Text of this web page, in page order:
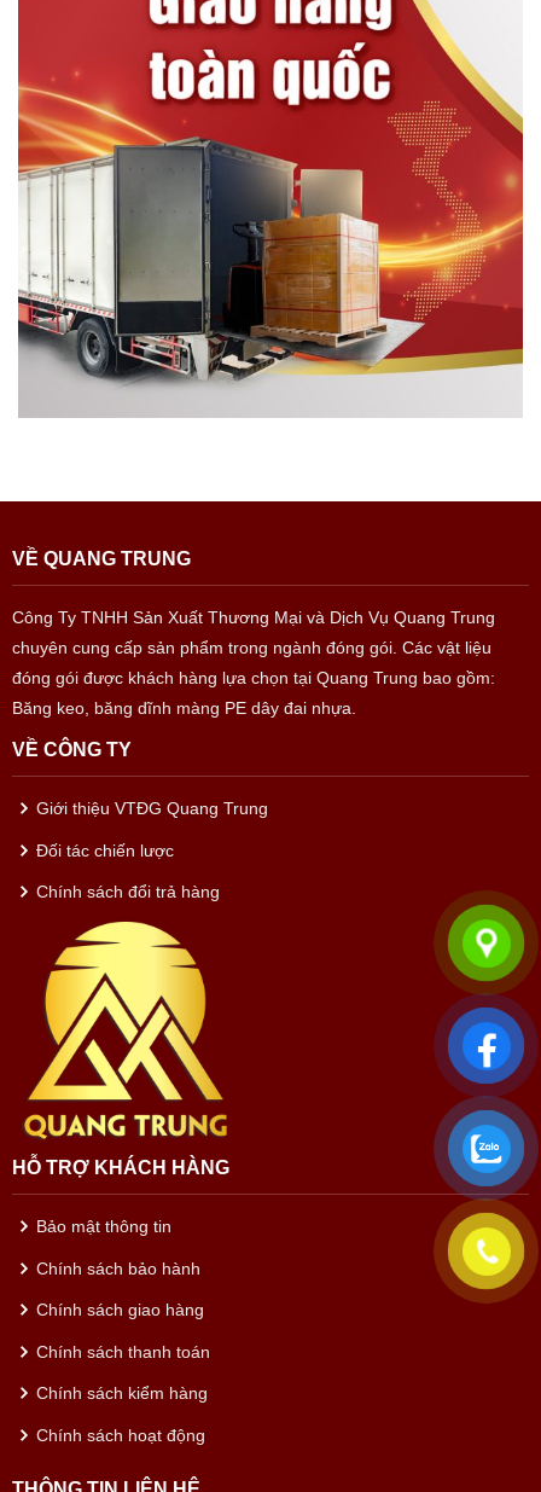
VỀ QUANG TRUNG
Công Ty TNHH Sản Xuất Thương Mại và Dịch Vụ Quang Trung
chuyên cung cấp sản phẩm trong ngành đóng gói. Các vật liệu
đóng gói được khách hàng lựa chọn tại Quang Trung bao gồm:
Băng keo, băng dĩnh màng PE dây đai nhựa.
VỀ CÔNG TY
Giới thiệu VTĐG Quang Trung
Đối tác chiến lược
Chính sách đổi trả hàng
HỖ TRỢ KHÁCH HÀNG
Bảo mật thông tin
Chính sách bảo hành
Chính sách giao hàng
Chính sách thanh toán
Chính sách kiểm hàng
Chính sách hoạt động